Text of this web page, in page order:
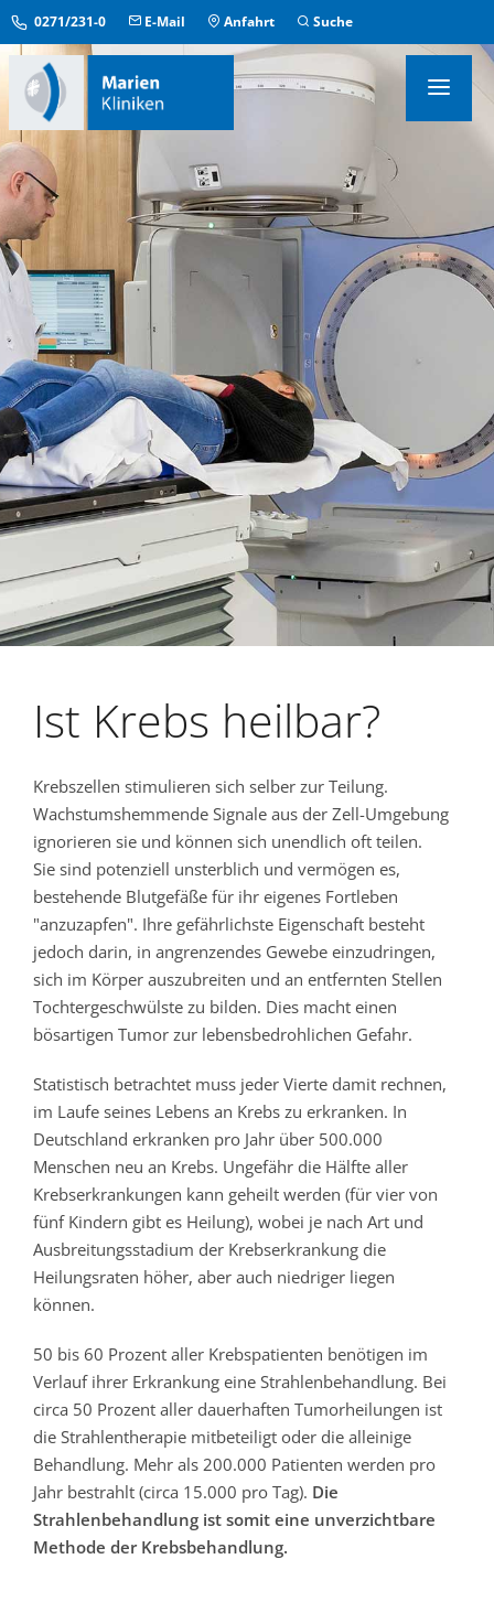
0271/231-0 E-Mail Anfahrt Suche
KLINIKEN & INSTITUTE
MEDIZINISCHE ZENTREN
ÜBERGREIFENDE EINRICHTUNGEN
PFLEGE & AUFENTHALT
KONTAKT & SERVICE
IM NOTFALL
Ist Krebs heilbar?
Krebszellen stimulieren sich selber zur Teilung.
Wachstumshemmende Signale aus der Zell-Umgebung
ignorieren sie und können sich unendlich oft teilen.
Sie sind potenziell unsterblich und vermögen es,
bestehende Blutgefäße für ihr eigenes Fortleben
"anzuzapfen". Ihre gefährlichste Eigenschaft besteht
jedoch darin, in angrenzendes Gewebe einzudringen,
sich im Körper auszubreiten und an entfernten Stellen
Tochtergeschwülste zu bilden. Dies macht einen
bösartigen Tumor zur lebensbedrohlichen Gefahr.
Statistisch betrachtet muss jeder Vierte damit rechnen,
im Laufe seines Lebens an Krebs zu erkranken. In
Deutschland erkranken pro Jahr über 500.000
Menschen neu an Krebs. Ungefähr die Hälfte aller
Krebserkrankungen kann geheilt werden (für vier von
fünf Kindern gibt es Heilung), wobei je nach Art und
Ausbreitungsstadium der Krebserkrankung die
Heilungsraten höher, aber auch niedriger liegen
können.
50 bis 60 Prozent aller Krebspatienten benötigen im
Verlauf ihrer Erkrankung eine Strahlenbehandlung. Bei
circa 50 Prozent aller dauerhaften Tumorheilungen ist
die Strahlentherapie mitbeteiligt oder die alleinige
Behandlung. Mehr als 200.000 Patienten werden pro
Jahr bestrahlt (circa 15.000 pro Tag). Die
Strahlenbehandlung ist somit eine unverzichtbare
Methode der Krebsbehandlung.